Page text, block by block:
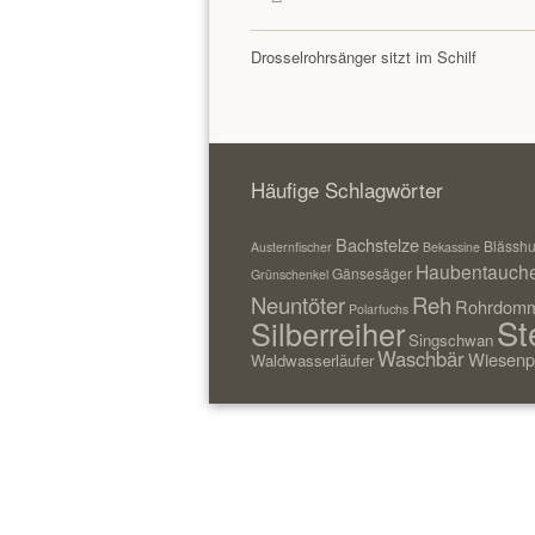
Drosselrohrsänger sitzt im Schilf
Häufige Schlagwörter
Austernfischer Bachstelze Bekassine
Grünschenkel Gänsesäger
Neuntöter Polarfuchs Reh
Silberreiher Singschwan
WaldwasserläuferWaschbär